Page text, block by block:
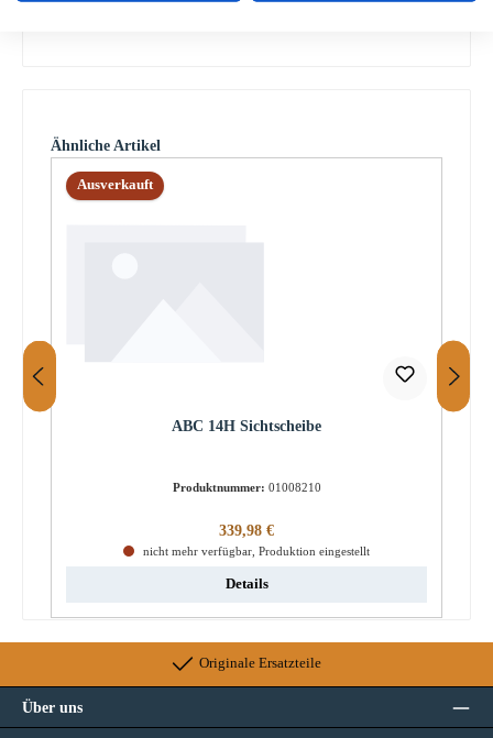
Produktgalerie überspringen
Ähnliche Artikel
Ausverkauft
ABC 14H Sichtscheibe
Produktnummer: 01008210
Regulärer Preis:
339,98 €
nicht mehr verfügbar, Produktion eingestellt
Details
Originale Ersatzteile
Über uns